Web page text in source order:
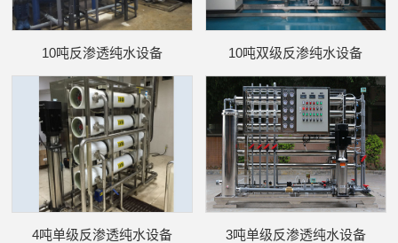
10吨反渗透纯水设备 10吨双级反渗纯水设备
4吨单级反渗透纯水设备 3吨单级反渗透纯水设备